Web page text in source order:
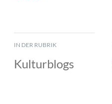
IN DER RUBRIK
Kulturblogs